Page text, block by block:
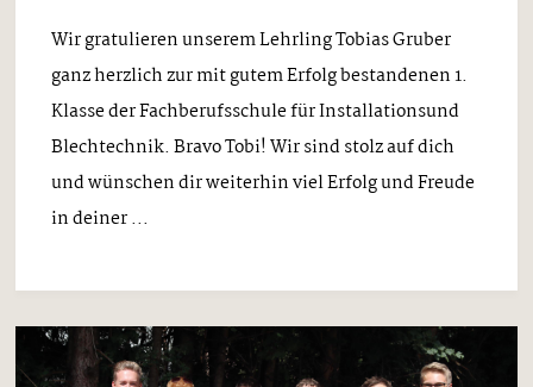
Wir gratulieren unserem Lehrling Tobias Gruber
ganz herzlich zur mit gutem Erfolg bestandenen 1.
Klasse der Fachberufsschule für Installationsund
Blechtechnik. Bravo Tobi! Wir sind stolz auf dich
und wünschen dir weiterhin viel Erfolg und Freude
in deiner ...